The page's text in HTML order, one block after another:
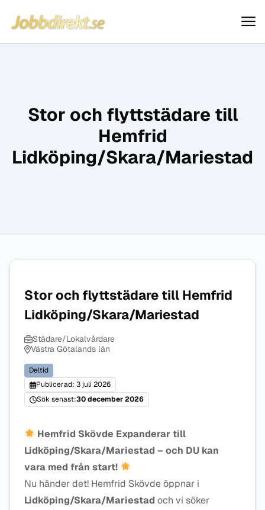
Hoppa till innehåll
Jobbdirekt
Stor och flyttstädare till
Hemfrid
Lidköping/Skara/Mariestad
Stor och flyttstädare till Hemfrid
Lidköping/Skara/Mariestad
Städare/Lokalvårdare
Västra Götalands län
Deltid
Publicerad: 3 juli 2026
Sök senast:30 december 2026
Hemfrid Skövde Expanderar till
Lidköping/Skara/Mariestad – och DU kan
vara med från start!
Nu händer det! Hemfrid Skövde öppnar i
Lidköping/Skara/Mariestad och vi söker